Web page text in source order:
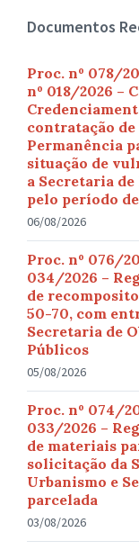
Documentos
Proc. nº 078/
nº 018/2026 –
contratação
Permanência
situação de
a Secretaria
pelo período de
06/08/2026
Proc. nº 076/
034/2026 –
de
50-70, com
Secretaria de
Públicos
05/08/2026
Proc. nº 074/
033/2026 –
de materiais
solicitação da
Urbanismo e
parcelada
03/08/2026